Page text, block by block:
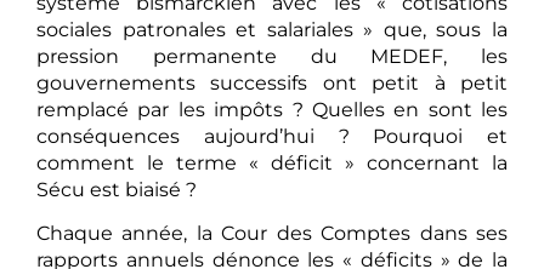
système bismarckien avec les « cotisations
sociales patronales et salariales » que, sous la
pression permanente du MEDEF, les
gouvernements successifs ont petit à petit
remplacé par les impôts ? Quelles en sont les
conséquences aujourd’hui ? Pourquoi et
comment le terme « déficit » concernant la
Sécu est biaisé ?
Chaque année, la Cour des Comptes dans ses